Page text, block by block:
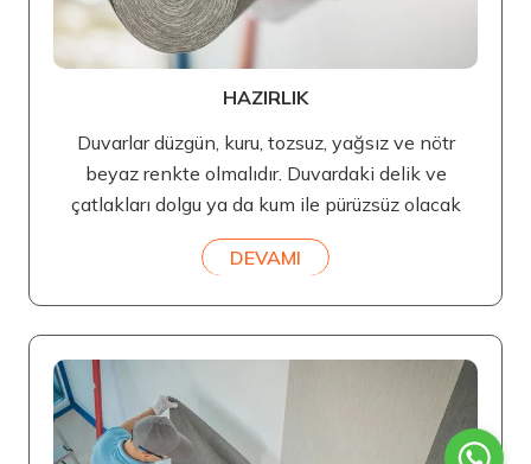
HAZIRLIK
Duvarlar düzgün, kuru, tozsuz, yağsız ve nötr
beyaz renkte olmalıdır. Duvardaki delik ve
çatlakları dolgu ya da kum ile pürüzsüz olacak
DEVAMI